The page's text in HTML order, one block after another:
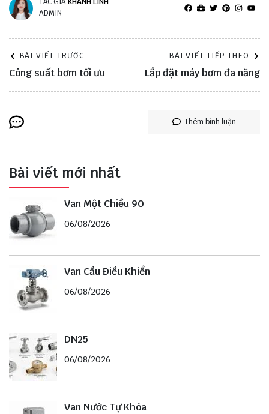
ADMIN
BÀI VIẾT TRƯỚC
Công suất bơm tối ưu
BÀI VIẾT TIẾP THEO
Lắp đặt máy bơm đa năng
Thêm bình luận
Bài viết mới nhất
Van Một Chiều 90
06/08/2026
Van Cầu Điều Khiển
06/08/2026
DN25
06/08/2026
Van Nước Tự Khóa